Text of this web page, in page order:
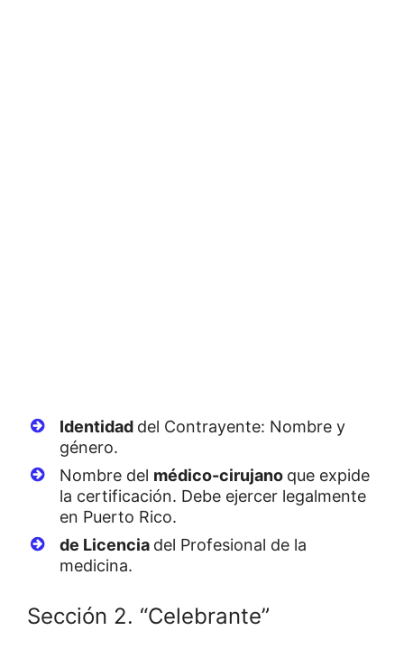
Identidad del Contrayente: Nombre y
género.
Nombre del médico-cirujano que expide
la certificación. Debe ejercer legalmente
en Puerto Rico.
de Licencia del Profesional de la
medicina.
Sección 2. “Celebrante”